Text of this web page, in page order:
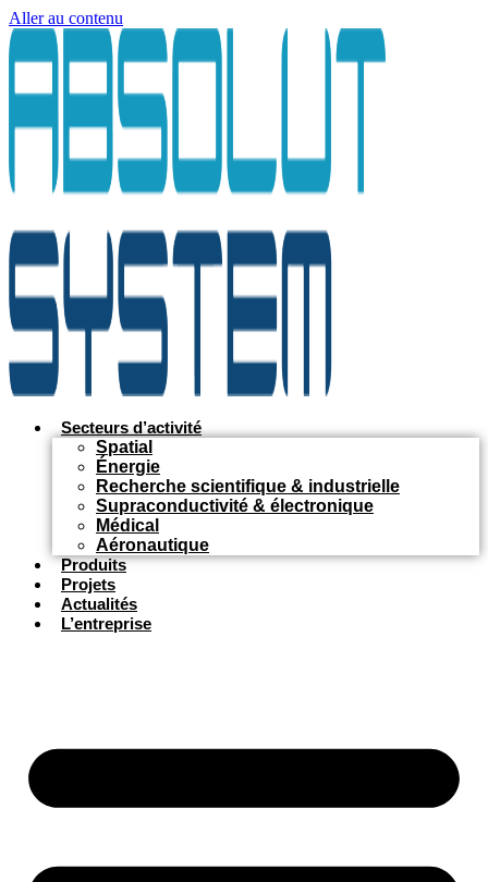
Aller au contenu
Secteurs d’activité
Spatial
Énergie
Recherche scientifique & industrielle
Supraconductivité & électronique
Médical
Aéronautique
Produits
Projets
Actualités
L’entreprise